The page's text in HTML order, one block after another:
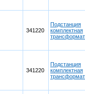
341220
Подстанция
комплектная
341220
Подстанция
комплектная